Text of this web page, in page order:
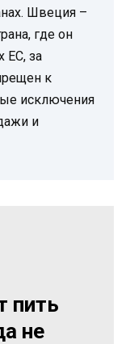
Швеция –
где он
ЕС, за
к
исключения
и
пить
не